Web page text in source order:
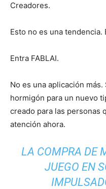
Creadores.
Esto no es una
Entra FABLAI.
No es una aplicación
hormigón para un nuevo
creado para las personas
atención ahora.
LA COMPRA DE
JUEGO EN